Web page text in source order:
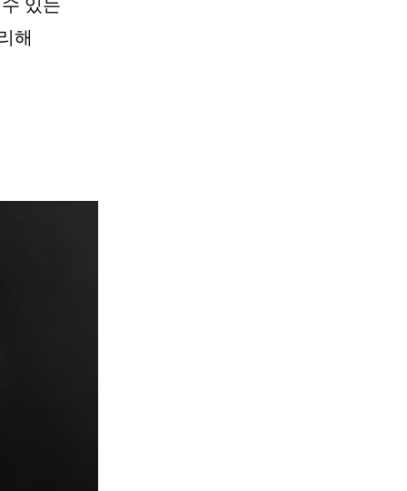
있는
해